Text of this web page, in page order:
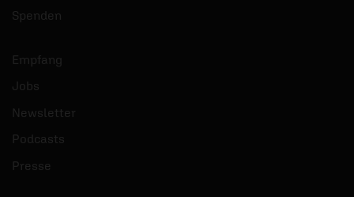
Spenden
Empfang
Jobs
Newsletter
Podcasts
Presse